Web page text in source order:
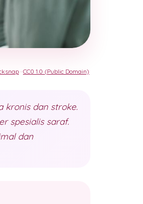
· CC0 1.0 (Public Domain)
kronis dan stroke.
spesialis saraf.
dan